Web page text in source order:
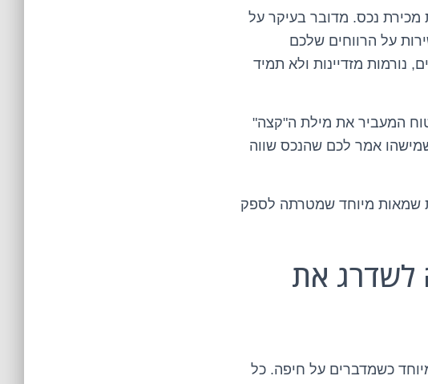
מכירת נכס. מדובר בעיקר על
על הרווחים שלכם
מזדיינות ולא תמיד
המעביר את מילת ה"קצה"
שמישהו אמר לכם שהנכס שווה
שמאות מיוחד שמטרתה לספק
לשדרג את
כשמדברים על חיפה. כל